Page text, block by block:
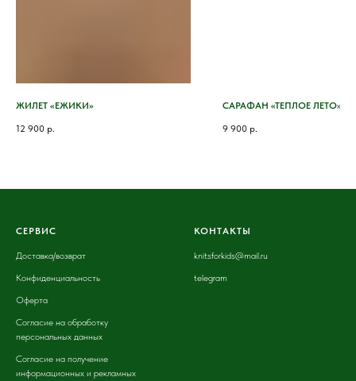
ЖИЛЕТ «ЕЖИКИ»
12 900 р.
САРАФАН «ТЕПЛОЕ ЛЕТО»
9 900 р.
СЕРВИС
Доставка/возврат
Конфиденциальность
Оферта
Согласие на обработку
персональных данных
Согласие на получение
информационных и рекламных
КОНТАКТЫ
knitsforkids@mail.ru
telegram